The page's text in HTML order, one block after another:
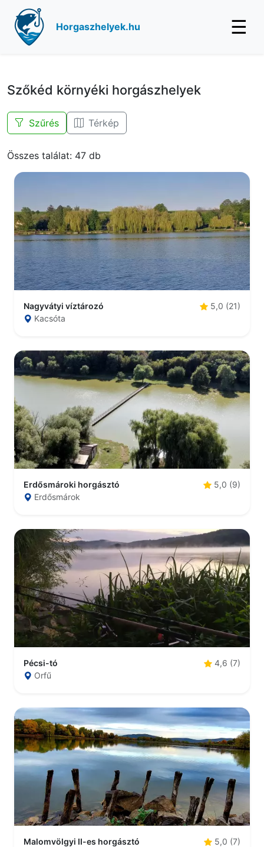
Horgaszhelyek.hu ☰
Szőkéd környéki horgászhelyek
Szűrés Térkép
Összes találat: 47 db
Nagyvátyi víztározó
5,0 (21)
Kacsóta
Erdősmároki horgásztó
5,0 (9)
Erdősmárok
Pécsi-tó
4,6 (7)
Orfű
Malomvölgyi II-es horgásztó
5,0 (7)